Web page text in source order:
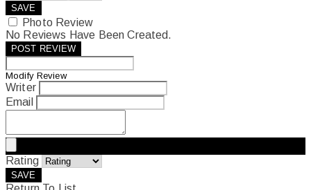
SAVE
Photo Review
No Reviews Have Been Created.
POST REVIEW
Modify Review
Writer
Email
Rating
SAVE